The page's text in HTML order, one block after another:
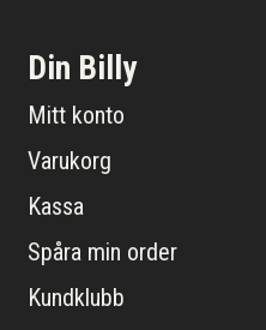
Din Billy
Mitt konto
Varukorg
Kassa
Spåra min order
Kundklubb